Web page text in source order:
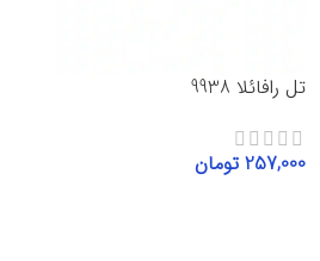
تل رافائلا 9938
257,000 تومان